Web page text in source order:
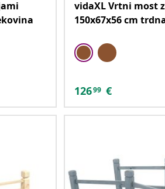
vidaXL Vrtni most
150x67x56 cm
12699 €